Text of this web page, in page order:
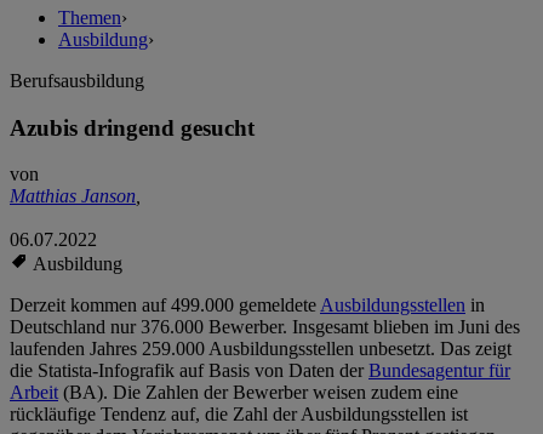
Themen›
Ausbildung›
Berufsausbildung
Azubis dringend gesucht
von
Matthias Janson,
06.07.2022
Ausbildung
Derzeit kommen auf 499.000 gemeldeteAusbildungsstellen in
Deutschland nur 376.000 Bewerber. Insgesamt blieben im Juni des
laufenden Jahres 259.000 Ausbildungsstellen unbesetzt. Das zeigt
die Statista-Infografik auf Basis von Daten derBundesagentur für
Arbeit(BA). Die Zahlen der Bewerber weisen zudem eine
rückläufige Tendenz auf, die Zahl der Ausbildungsstellen ist